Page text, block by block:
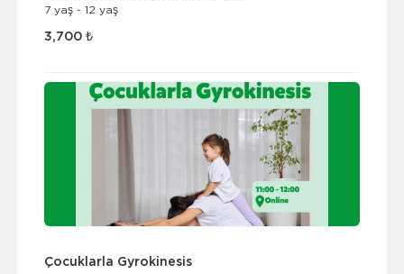
7 yaş - 12 yaş
3,700 ₺
Çocuklarla Gyrokinesis